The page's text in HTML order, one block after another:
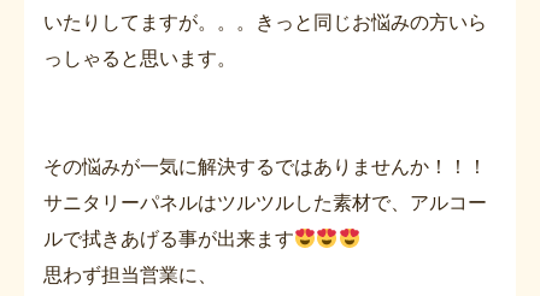
いたりしてますが。。。きっと同じお悩みの方いら
っしゃると思います。
その悩みが一気に解決するではありませんか！！！
サニタリーパネルはツルツルした素材で、アルコー
ルで拭きあげる事が出来ます
思わず担当営業に、